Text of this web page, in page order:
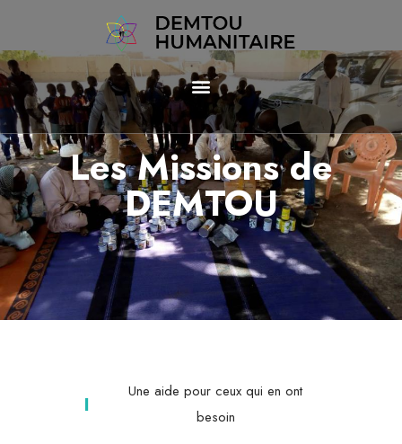
Les Missions de
DEMTOU
Une aide pour ceux qui en ont
besoin